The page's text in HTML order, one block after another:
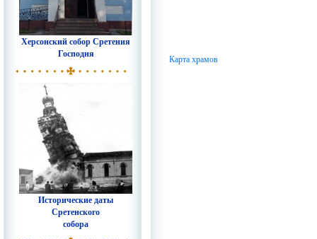
Херсонский собор Сретения
Господня
Исторические даты
Сретенского
собора
Карта храмов